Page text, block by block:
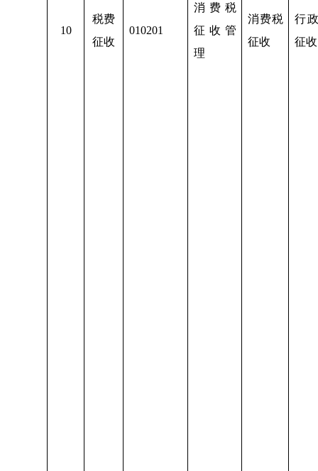
10
税费
征收
010201
消费税
征收管
理
消费税
征收
行
征收